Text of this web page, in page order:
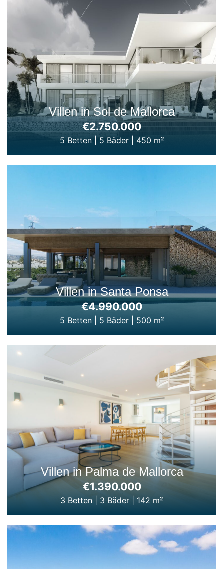
Villen in Sol de Mallorca
€2.750.000
5 Betten|5 Bäder| 450 m²
Villen in Santa Ponsa
€4.990.000
5 Betten| 5 Bäder| 500 m²
Villen in Palma de Mallorca
€1.390.000
3 Betten 3 Bäder 142 m²